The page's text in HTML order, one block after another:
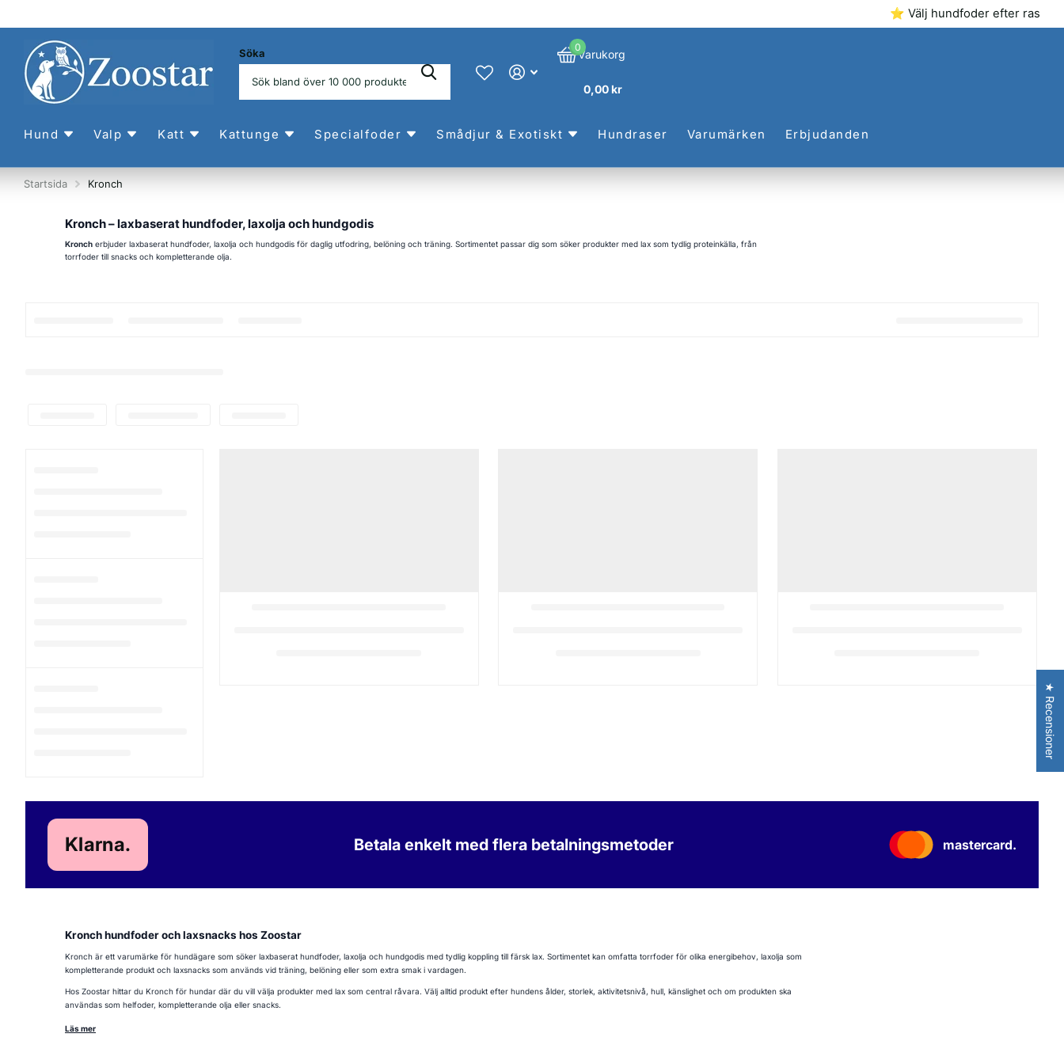
⭐ Välj hundfoder efter ras
Söka Varukorg
0
0,00 kr
Hund Valp Katt Kattunge Specialfoder Smådjur & Exotiskt Hundraser Varumärken Erbjudanden
Startsida Kronch
Kronch – laxbaserat hundfoder, laxolja och hundgodis
Kronch erbjuder laxbaserat hundfoder, laxolja och hundgodis för daglig utfodring, belöning och träning. Sortimentet passar dig som söker produkter med lax som tydlig proteinkälla, från
torrfoder till snacks och kompletterande olja.
Klarna. Betala enkelt med flera betalningsmetoder mastercard.
Kronch hundfoder och laxsnacks hos Zoostar
Kronch är ett varumärke för hundägare som söker laxbaserat hundfoder, laxolja och hundgodis med tydlig koppling till färsk lax. Sortimentet kan omfatta torrfoder för olika energibehov, laxolja som
kompletterande produkt och laxsnacks som används vid träning, belöning eller som extra smak i vardagen.
Hos Zoostar hittar du Kronch för hundar där du vill välja produkter med lax som central råvara. Välj alltid produkt efter hundens ålder, storlek, aktivitetsnivå, hull, känslighet och om produkten ska
användas som helfoder, kompletterande olja eller snacks.
Läs mer
★ Recensioner